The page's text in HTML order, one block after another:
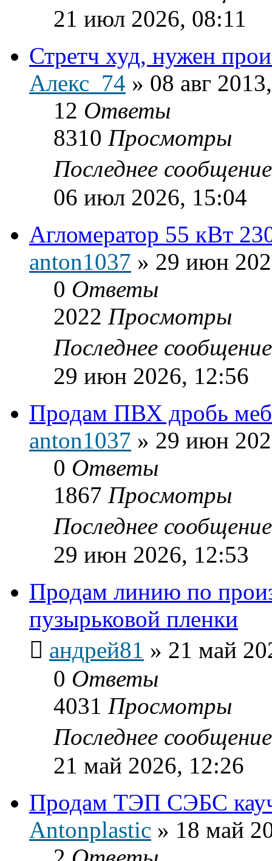
21 июл 2026, 08:11
Стретч худ, нужен
Алекс_74 » 08 авг
12 Ответы
8310 Просмотры
Последнее
06 июл 2026, 15:04
Агломератор 55 кВт
anton1037 » 29 июн
0 Ответы
2022 Просмотры
Последнее
29 июн 2026, 12:56
Продам ПВХ дробь
anton1037 » 29 июн
0 Ответы
1867 Просмотры
Последнее
29 июн 2026, 12:53
Продам линию по
пузырьковой пленки
андрей81 » 21 май
0 Ответы
4031 Просмотры
Последнее
21 май 2026, 12:26
Продам ТЭП СЭБС
Antonplastic » 18 май